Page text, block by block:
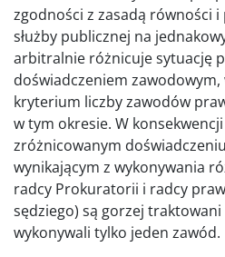
zgodności z zasadą równości
służby publicznej na
arbitralnie różnicuje sytuację
doświadczeniem zawodowym,
kryterium liczby zawodów
w tym okresie. W
zróżnicowanym
wynikającym z wykonywania
radcy Prokuratorii i radcy
sędziego) są gorzej
wykonywali tylko jeden zawód.